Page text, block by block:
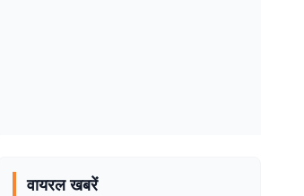
वायरल खबरें